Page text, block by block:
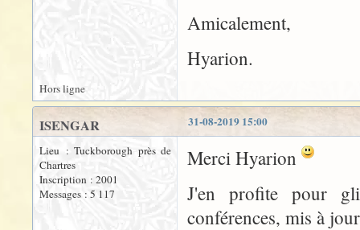
Amicalement,
Hyarion.
Hors ligne
31-08-2019 15:00
ISENGAR
Lieu : Tuckborough près de
Chartres
Inscription : 2001
Messages : 5 117
Merci Hyarion
J'en profite pour
conférences, mis à